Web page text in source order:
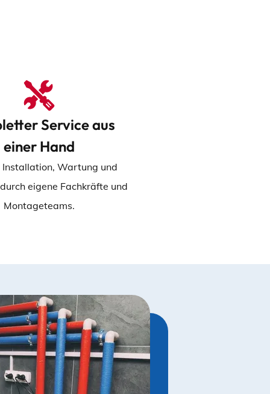
Service aus
einer Hand
Installation, Wartung und
eigene Fachkräfte und
Montageteams.